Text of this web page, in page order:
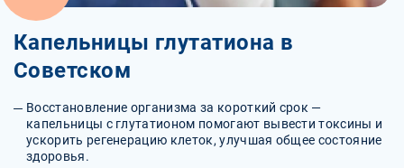
Капельницы глутатиона в
Советском
Восстановление организма за короткий срок —
капельницы с глутатионом помогают вывести токсины и
ускорить регенерацию клеток, улучшая общее состояние
здоровья.